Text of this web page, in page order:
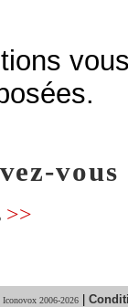
vous
>>
2006-2026 |